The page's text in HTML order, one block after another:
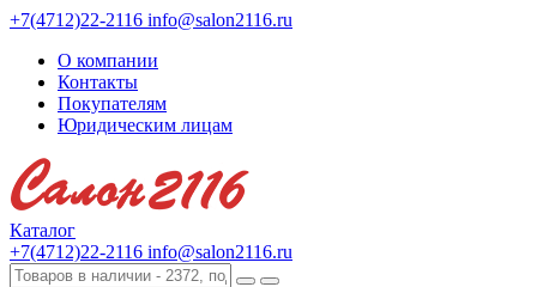
+7(4712)22-2116 info@salon2116.ru
О компании
Контакты
Покупателям
Юридическим лицам
Каталог
+7(4712)22-2116 info@salon2116.ru